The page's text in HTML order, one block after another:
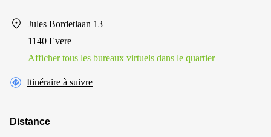
Jules Bordetlaan 13
1140 Evere
Afficher tous les bureaux virtuels dans le quartier
Itinéraire à suivre
Distance